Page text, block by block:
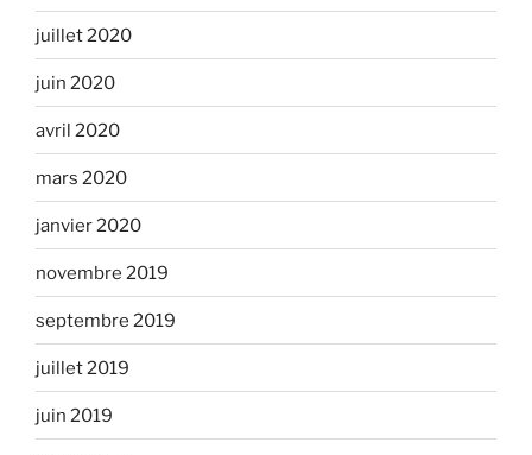
juillet 2020
juin 2020
avril 2020
mars 2020
janvier 2020
novembre 2019
septembre 2019
juillet 2019
juin 2019